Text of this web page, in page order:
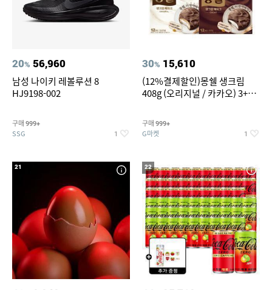
20% 56,960
남성 나이키 레볼루션 8
HJ9198-002
구매 999+
SSG 1
30% 15,610
(12%결제할인)몽쉘 생크림
408g (오리지널 / 카카오) 3+1
구매 999+
G마켓 1
21 22